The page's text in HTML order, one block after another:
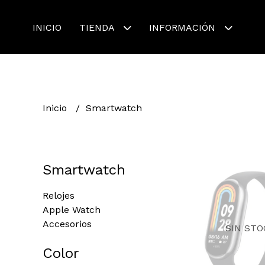
INICIO TIENDA INFORMACIÓN
Inicio Smartwatch
Smartwatch
Relojes
Apple Watch
Accesorios
Color
SIN